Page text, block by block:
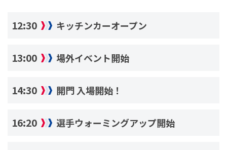
12:30 キッチンカーオープン
13:00 場外イベント開始
14:30 開門 入場開始！
16:20 選手ウォーミングアップ開始